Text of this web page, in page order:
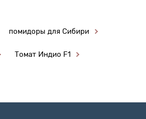
помидоры для Сибири
Томат Индио F1